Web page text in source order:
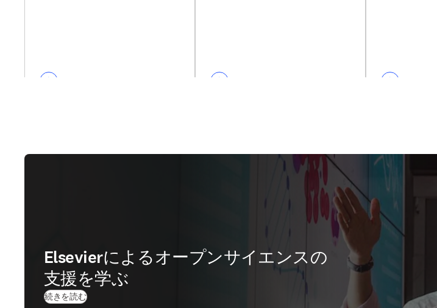
Elsevierによるオープンサイエンスの
支援を学ぶ
続きを読む